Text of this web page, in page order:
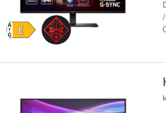
bežnej práci v kancelárií.
Profesionálne monitory
Stvorené pre profesionálov
Potrebujete pre svoju prácu to
najnáročnejším požiadavkám našich